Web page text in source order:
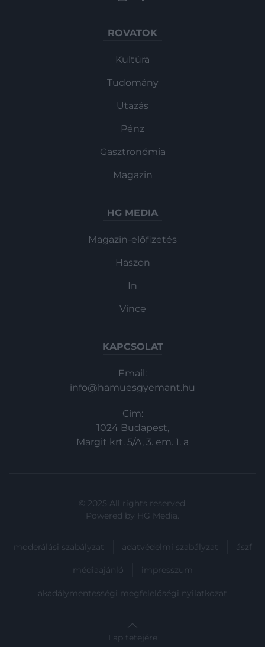
ROVATOK
Kultúra
Tudomány
Utazás
Pénz
Gasztronómia
Magazin
HG MEDIA
Magazin-előfizetés
Haszon
In
Vince
KAPCSOLAT
Email:
info@hamuesgyemant.hu
Cím:
1024 Budapest,
Margit krt. 5/A, 3. em. 1. a
© 2025 All rights reserved.
Powered by HG Media.
moderálási szabályzat adatvédelmi szabályzat ászf
médiaajánló impresszum
akadálymentességi megfelelőségi nyilatkozat
Lap tetejére